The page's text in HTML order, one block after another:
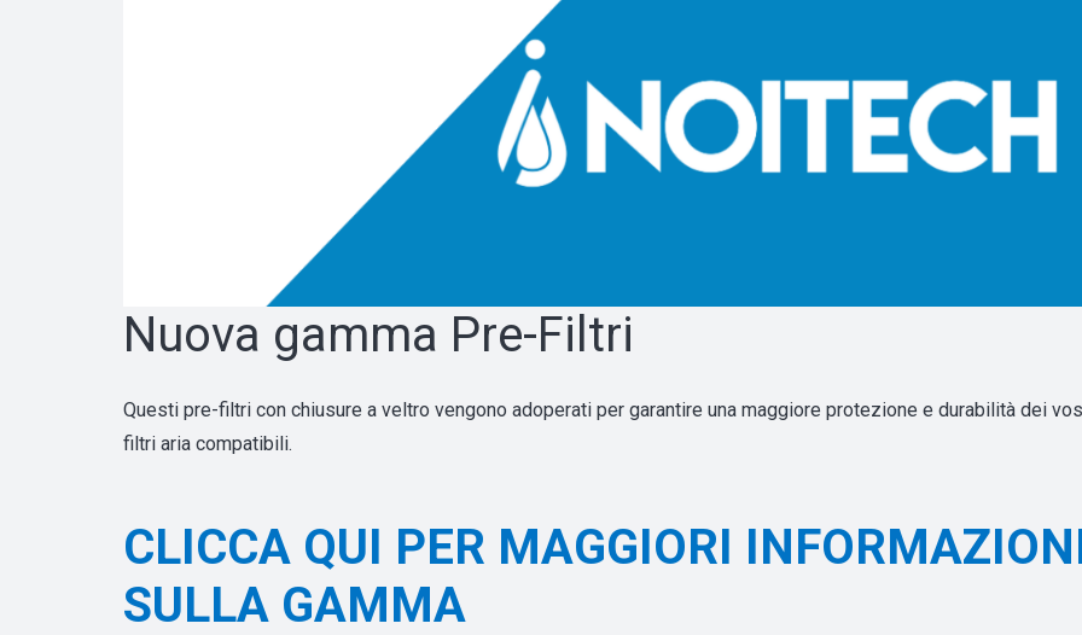
Nuova gamma Pre-Filtri
Questi pre-filtri con chiusure a veltro vengono adoperati per garantire una maggiore protezione e durabilità dei
filtri aria compatibili.
CLICCA QUI PER MAGGIORI
SULLA GAMMA